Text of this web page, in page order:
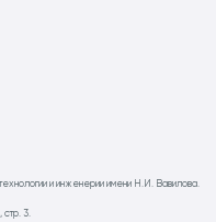
и инженерии имени Н.И. Вавилова.
стр. 3.